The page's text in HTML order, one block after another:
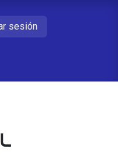
sesión